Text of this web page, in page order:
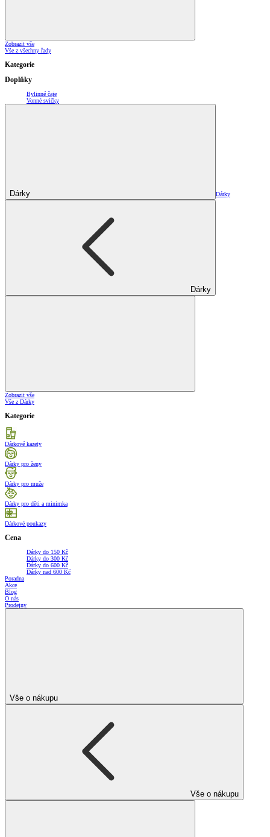
Zobrazit vše
Vše z všechny řady
Kategorie
Doplňky
Bylinné čaje
Vonné svíčky
Dárky Dárky
Dárky
Zobrazit vše
Vše z Dárky
Kategorie
Dárkové kazety
Dárky pro ženy
Dárky pro muže
Dárky pro děti a minimka
Dárkové poukazy
Cena
Dárky do 150 Kč
Dárky do 300 Kč
Dárky do 600 Kč
Dárky nad 600 Kč
Poradna
Akce
Blog
O nás
Prodejny
Vše o nákupu
Vše o nákupu